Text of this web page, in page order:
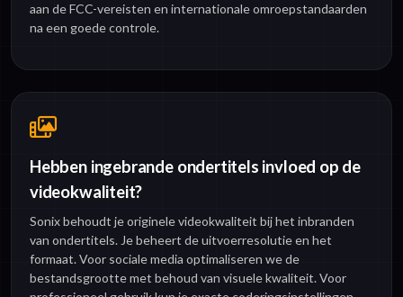
aan de FCC-vereisten en internationale omroepstandaarden
na een goede controle.
Hebben ingebrande ondertitels invloed op de
videokwaliteit?
Sonix behoudt je originele videokwaliteit bij het inbranden
van ondertitels. Je beheert de uitvoerresolutie en het
formaat. Voor sociale media optimaliseren we de
bestandsgrootte met behoud van visuele kwaliteit. Voor